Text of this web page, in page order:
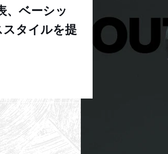
、ベーシッ
タイルを提